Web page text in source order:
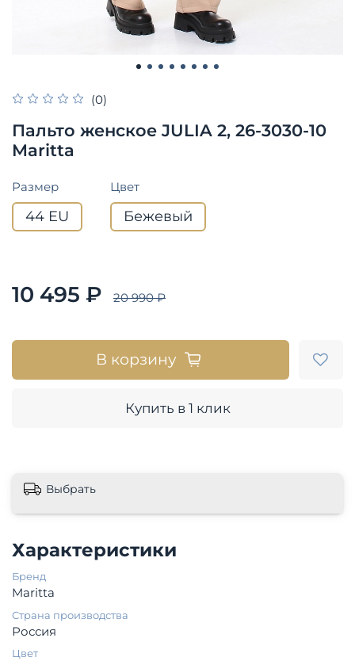
(0)
Пальто женское JULIA 2, 26-3030-10
Maritta
Размер
44 EU
Цвет
Бежевый
10 495 ₽ 20 990 ₽
В корзину
Купить в 1 клик
Выбрать
Характеристики
Бренд
Maritta
Страна производства
Россия
Цвет